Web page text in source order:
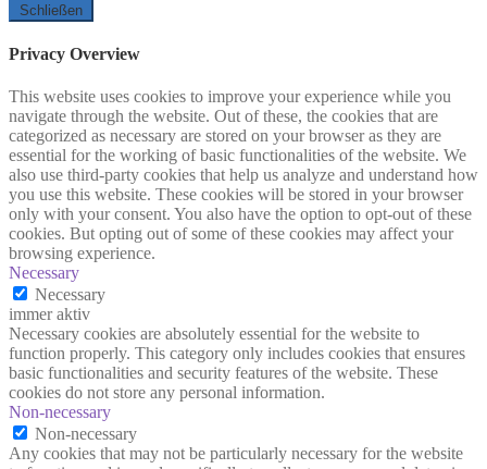
Schließen
Privacy Overview
This website uses cookies to improve your experience while you
navigate through the website. Out of these, the cookies that are
categorized as necessary are stored on your browser as they are
essential for the working of basic functionalities of the website. We
also use third-party cookies that help us analyze and understand how
you use this website. These cookies will be stored in your browser
only with your consent. You also have the option to opt-out of these
cookies. But opting out of some of these cookies may affect your
browsing experience.
Necessary
Necessary
immer aktiv
Necessary cookies are absolutely essential for the website to
function properly. This category only includes cookies that ensures
basic functionalities and security features of the website. These
cookies do not store any personal information.
Non-necessary
Non-necessary
Any cookies that may not be particularly necessary for the website